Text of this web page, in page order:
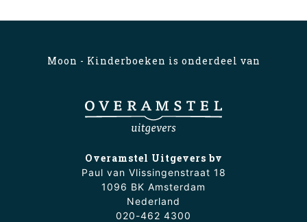
Moon - Kinderboeken is onderdeel van
Overamstel Uitgevers bv
Paul van Vlissingenstraat 18
1096 BK Amsterdam
Nederland
020-462 4300